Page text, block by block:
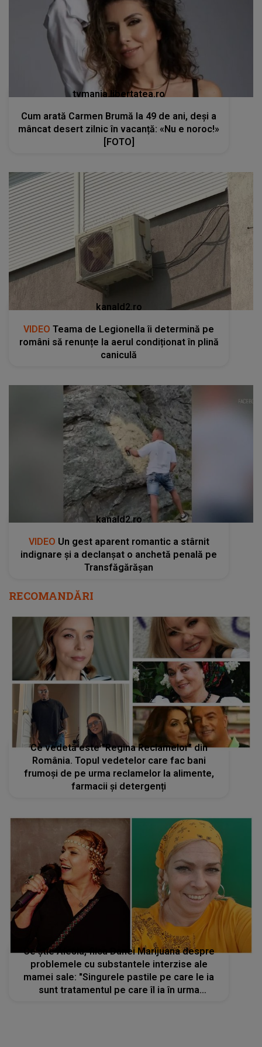
tvmania.libertatea.ro
Cum arată Carmen Brumă la 49 de ani, deși a
mâncat desert zilnic în vacanță: «Nu e noroc!»
[FOTO]
kanald2.ro
VIDEO Teama de Legionella îi determină pe
români să renunțe la aerul condiționat în plină
caniculă
kanald2.ro
VIDEO Un gest aparent romantic a stârnit
indignare și a declanșat o anchetă penală pe
Transfăgărășan
RECOMANDĂRI
Ce vedetă este "Regina Reclamelor" din
România. Topul vedetelor care fac bani
frumoși de pe urma reclamelor la alimente,
farmacii și detergenți
Ce știe Alesia, fiica Danei Marijuana despre
problemele cu substantele interzise ale
mamei sale: "Singurele pastile pe care le ia
sunt tratamentul pe care îl ia în urma